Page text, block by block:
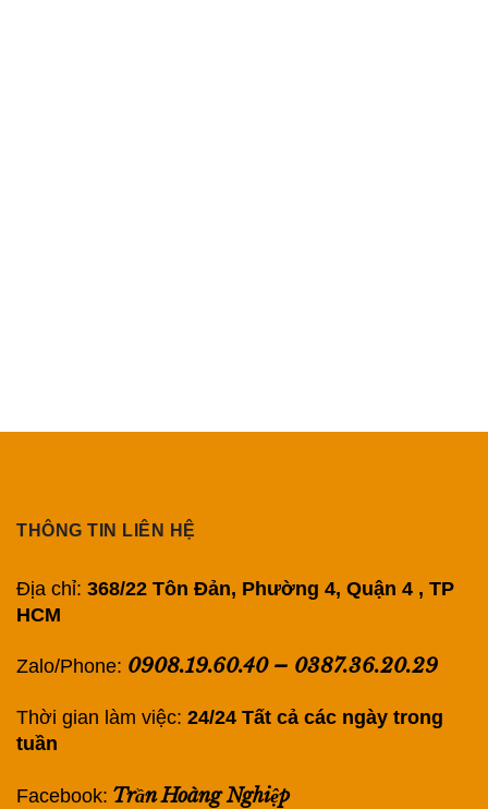
THÔNG TIN LIÊN HỆ
Địa chỉ: 368/22 Tôn Đản, Phường 4, Quận 4 , TP
HCM
Zalo/Phone: 0908.19.60.40– 0387.36.20.29
Thời gian làm việc: 24/24 Tất cả các ngày trong
tuần
Facebook: Trần Hoàng Nghiệp